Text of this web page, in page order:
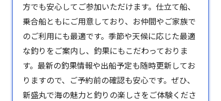
方でも安心してご参加いただけます。仕立て船、
乗合船ともにご用意しており、お仲間やご家族で
のご利用にも最適です。季節や天候に応じた最適
な釣りをご案内し、釣果にもこだわっておりま
す。最新の釣果情報や出船予定も随時更新してお
りますので、ご予約前の確認も安心です。ぜひ、
新盛丸で海の魅力と釣りの楽しさをご体験くださ